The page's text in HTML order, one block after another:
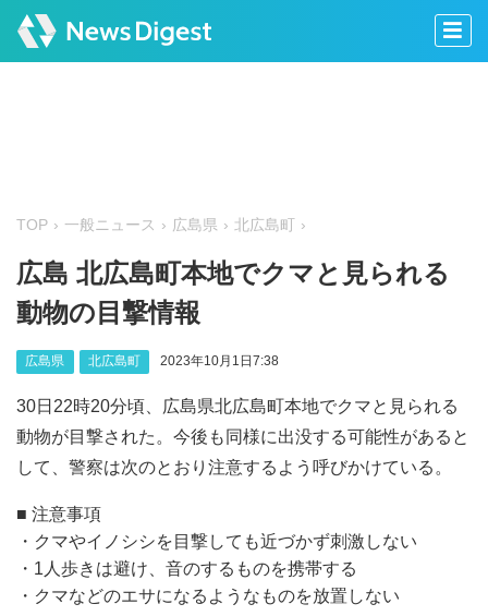
TOP 一般ニュース 広島県 北広島町
広島 北広島町本地でクマと見られる
動物の目撃情報
広島県 北広島町 2023年10月1日7:38
30日22時20分頃、広島県北広島町本地でクマと見られる
動物が目撃された。今後も同様に出没する可能性があると
して、警察は次のとおり注意するよう呼びかけている。
■ 注意事項
・クマやイノシシを目撃しても近づかず刺激しない
・1人歩きは避け、音のするものを携帯する
・クマなどのエサになるようなものを放置しない